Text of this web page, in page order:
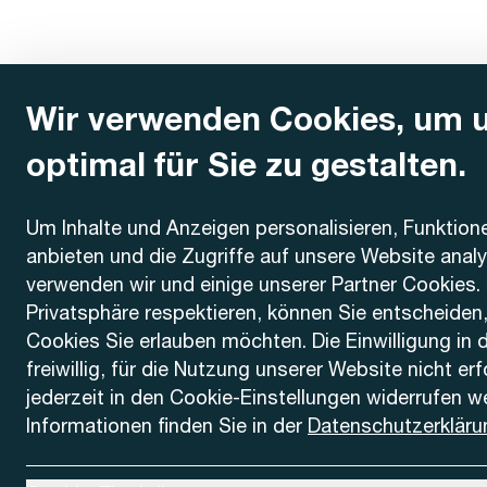
Wir verwenden Cookies, um
optimal für Sie zu gestalten.
Um Inhalte und Anzeigen personalisieren,
anbieten und die Zugriffe auf unsere Website
verwenden wir und einige unserer Partner
Privatsphäre respektieren, können Sie
Cookies Sie erlauben möchten. Die Einwilligung in
freiwillig, für die Nutzung unserer Website nicht
jederzeit in den Cookie-Einstellungen widerrufen
Informationen finden Sie in der
AREMO
Busbetrieb Solothurn Grenchen und Umgebung AG
Dornacherstrasse 48
4500 Solothurn
Telefon
+41 32 622 37 22
Kontaktformular